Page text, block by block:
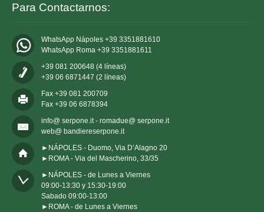
Para Contactarnos:
WhatsApp Nápoles +39 3351881610
WhatsApp Roma +39 3351881611
+39 081 200648 (4 líneas)
+39 06 6871447 (2 líneas)
Fax +39 081 200709
Fax +39 06 6878394
info@ serpone.it - romadue@ serpone.it
web@ bandiereserpone.it
►NÁPOLES - Duomo, Via D’Alagno 20
►ROMA - Via del Mascherino, 33/35
►NÁPOLES - de Lunes a Viernes
09:00-13:30 y 15:30-19:00
Sabado 09:00-13:00
►ROMA - de Lunes a Viernes